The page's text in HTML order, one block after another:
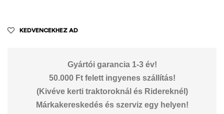
KEDVENCEKHEZ AD
Gyártói garancia 1-3 év!
50.000 Ft felett ingyenes szállítás!
(Kivéve kerti traktoroknál és Ridereknél)
Márkakereskedés és szerviz egy helyen!